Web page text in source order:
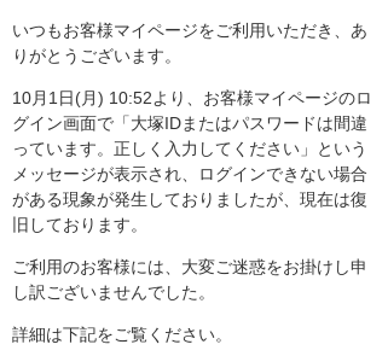
いつもお客様マイページをご利用いただき、あ
りがとうございます。
10月1日(月) 10:52より、お客様マイページのロ
グイン画面で「大塚IDまたはパスワードは間違
っています。正しく入力してください」という
メッセージが表示され、ログインできない場合
がある現象が発生しておりましたが、現在は復
旧しております。
ご利用のお客様には、大変ご迷惑をお掛けし申
し訳ございませんでした。
詳細は下記をご覧ください。